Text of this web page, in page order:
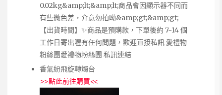
0.02kg&amp;lt;&amp;lt;商品會因顯示器不同而
有些微色差，介意勿拍呦&amp;gt;&amp;gt;
【出貨時間】✨商品是預購款，下單後約 7~14 個
工作日寄出喔有任何問題，歡迎直接私訊 愛禮物
粉絲團愛禮物粉絲團 私訊連結
香氣紛飛旋轉燭台
>>點此前往購買<<